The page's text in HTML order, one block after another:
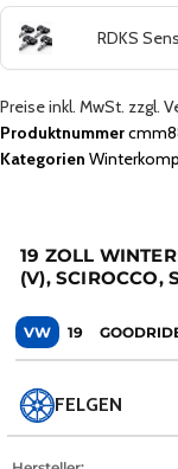
RDKS
Preise inkl. MwSt. zzgl.
Produktnummer
Kategorien
19 ZOLL
(V), SCIROCCO,
VW 19
FELGEN